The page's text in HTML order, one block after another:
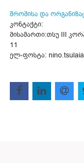
შრომისა და
კონტაქტი:
მისამართი:თსუ III
11
ელ-ფოსტა: